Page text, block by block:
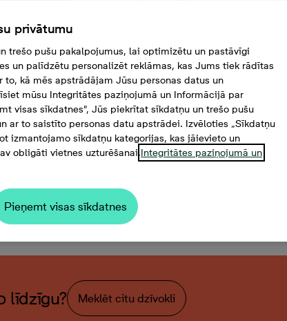
Platība 59,5 m²
līdzīgu? Meklēt citu dzīvokli
privātumu
trešo pušu pakalpojumus, lai optimizētu un pastāvīgi
un palīdzētu personalizēt reklāmas, kas Jums tiek rādītas
kā mēs apstrādājam Jūsu personas datus un
mūsu Integritātes paziņojumā un Informācijā par
visas sīkdatnes”, Jūs piekrītat sīkdatņu un trešo pušu
ar to saistīto personas datu apstrādei. Izvēloties „Sīkdatņu
izmantojamo sīkdatņu kategorijas, kas jāievieto un
obligāti vietnes uzturēšanai.Integritātes paziņojumā un
Pieņemt visas sīkdatnes